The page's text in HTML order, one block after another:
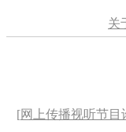
关
[网上传播视听节目